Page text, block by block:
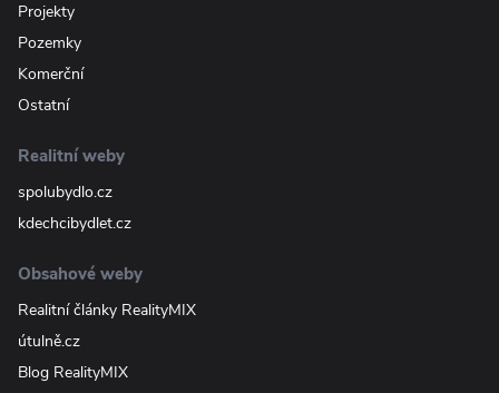
Projekty
Pozemky
Komerční
Ostatní
Realitní weby
spolubydlo.cz
kdechcibydlet.cz
Obsahové weby
Realitní články RealityMIX
útulně.cz
Blog RealityMIX